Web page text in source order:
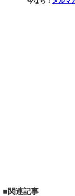
■関連記事